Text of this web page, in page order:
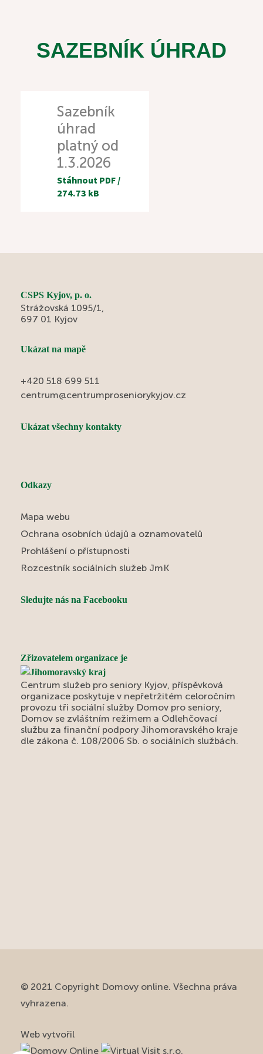
VYHLEDÁVÁNÍ
SAZEBNÍK ÚHRAD
Sazebník
úhrad
platný od
1.3.2026
StáhnoutPDF/
274.73 kB
CSPS Kyjov, p. o.
Strážovská 1095/1,
697 01 Kyjov
Ukázat na mapě
+420 518 699 511
centrum@centrumproseniorykyjov.cz
Ukázat všechny kontakty
Odkazy
Mapa webu
Ochrana osobních údajů a oznamovatelů
Prohlášení o přístupnosti
Rozcestník sociálních služeb JmK
Sledujte nás na Facebooku
Zřizovatelem organizace je
Centrum služeb pro seniory Kyjov, příspěvková
organizace poskytuje v nepřetržitém celoročním
provozu tři sociální služby Domov pro seniory,
Domov se zvláštním režimem a Odlehčovací
službu za finanční podpory Jihomoravského kraje
dle zákona č. 108/2006 Sb. o sociálních službách.
© 2021 Copyright Domovy online. Všechna práva
vyhrazena.
Web vytvořil